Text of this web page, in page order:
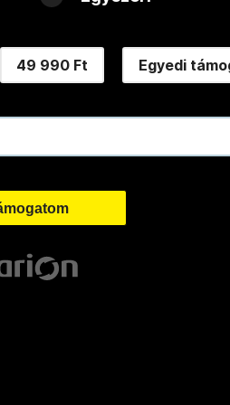
49 990 Ft Egyedi